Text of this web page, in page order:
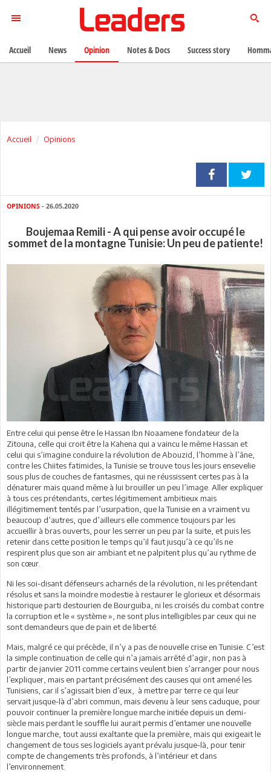
Accueil Opinions
OPINIONS - 26.05.2020
Boujemaa Remili - A qui pense avoir occupé le
sommet de la montagne Tunisie: Un peu de patiente!
Entre celui qui pense être le Hassan Ibn Noaamene fondateur de la
Zitouna, celle qui croit être la Kahena qui a vaincu le même Hassan et
celui qui s’imagine conduire la révolution de Abouzid, l’homme à l’âne,
contre les Chiites fatimides, la Tunisie se trouve tous les jours ensevelie
sous plus de couches de fantasmes, qui ne réussissent certes pas à la
dénaturer mais quand même à lui brouiller un peu l’image. Aller expliquer
à tous ces prétendants, certes légitimement ambitieux mais
illégitimement tentés par l’usurpation, que la Tunisie en a vraiment vu
beaucoup d’autres, que d’ailleurs elle commence toujours par les
accueillir à bras ouverts, pour les serrer un peu par la suite, et puis les
retenir dans cette position le temps qu’il faut jusqu’à ce qu’ils ne
respirent plus que son air ambiant et ne palpitent plus qu’au rythme de
son cœur.
Ni les soi-disant défenseurs acharnés de la révolution, ni les prétendant
résolus et sans la moindre modestie à restaurer le glorieux et désormais
historique parti destourien de Bourguiba, ni les croisés du combat contre
la corruption et le « système », ne sont plus intelligibles par ceux qui ne
sont demandeurs que de pain et de liberté.
Mais, malgré ce qui précède, il n’y a pas de nouvelle crise en Tunisie. C’est
la simple continuation de celle qui n’a jamais arrêté d’agir, non pas à
partir de janvier 2011 comme certains veulent bien s’arranger pour nous
l’expliquer, mais en partant précisément des causes qui ont amené les
Tunisiens, car il s’agissait bien d’eux, à mettre par terre ce qui leur
servait jusque-là d’abri commun, mais devenu à leur sens caduque, pour
pouvoir continuer la première longue marche initiée depuis un demi-
siècle mais perdant le souffle lui aurait permis d’entamer une nouvelle
longue marche, tout aussi exaltante que la première, mais qui exigeait le
changement de tous ses logiciels ayant prévalu jusque-là, pour tenir
compte de changements très profonds, à l’intérieur et dans
l’environnement.
Accueil News Opinion Notes & Docs Success story